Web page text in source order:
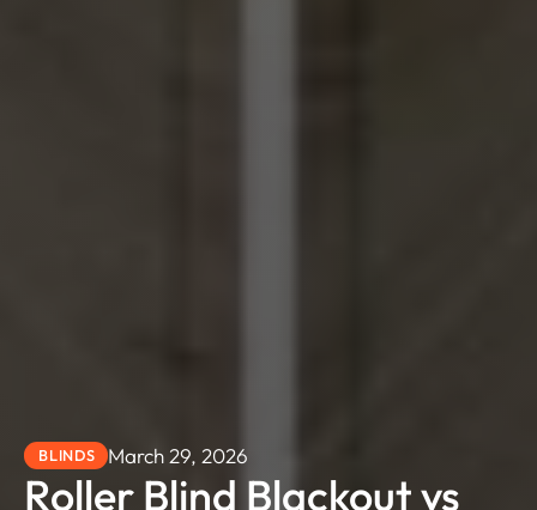
BLINDS March 29, 2026
Roller Blind Blackout vs